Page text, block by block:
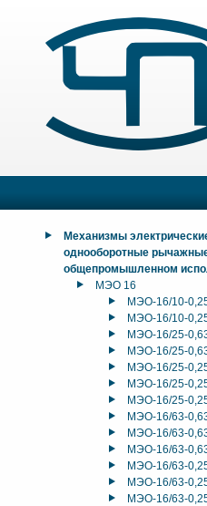
Механизмы
однооборотные
общепромышленном
МЭО 16
МЭО-16/10-
МЭО-16/10-
МЭО-16/25-
МЭО-16/25-
МЭО-16/25-
МЭО-16/25-
МЭО-16/25-
МЭО-16/63-
МЭО-16/63-
МЭО-16/63-
МЭО-16/63-
МЭО-16/63-
МЭО-16/63-